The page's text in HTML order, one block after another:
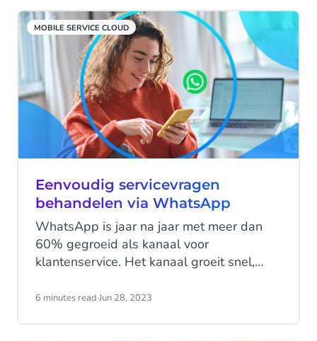
groei door, wat duidelijk blijkt uit het grote
aantal domeinregistraties op dit gebied
per week. Voor de meeste bedrijven is de
belangrijkste uitdaging om uit te vinden
wat hun bedrijf verder kan helpen.
MOBILE SERVICE CLOUD
Eenvoudig servicevragen
behandelen via WhatsApp
WhatsApp is jaar na jaar met meer dan
60% gegroeid als kanaal voor
klantenservice. Het kanaal groeit snel,
van WhatsApp Business voor
6 minutes read·Jun 28, 2023